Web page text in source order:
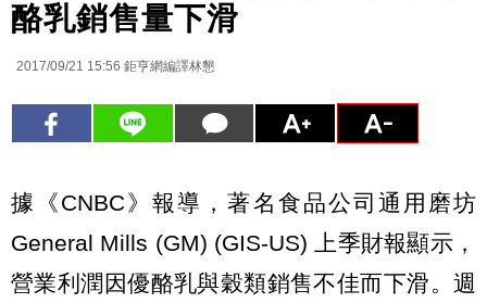
酪乳銷售量下滑
2017/09/21 15:56 鉅亨網編譯林懇
據《CNBC》報導，著名食品公司通用磨坊
General Mills (GM) (GIS-US) 上季財報顯示，
營業利潤因優酪乳與穀類銷售不佳而下滑。週